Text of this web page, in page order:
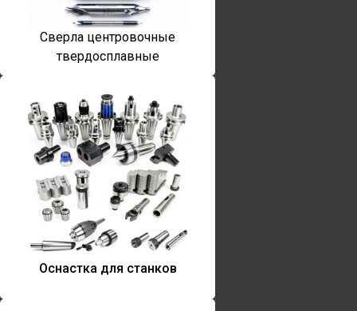
Сверла центровочные
твердосплавные
Оснастка для станков